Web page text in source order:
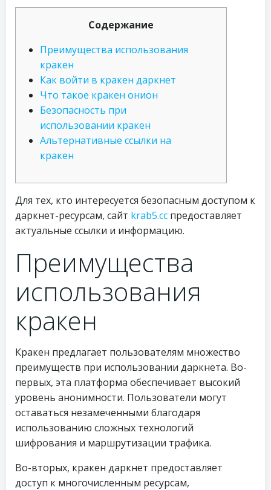
Содержание
Преимущества использования
кракен
Как войти в кракен даркнет
Что такое кракен онион
Безопасность при
использовании кракен
Альтернативные ссылки на
кракен
Для тех, кто интересуется безопасным доступом к
даркнет-ресурсам, сайт krab5.cc предоставляет
актуальные ссылки и информацию.
Преимущества
использования
кракен
Кракен предлагает пользователям множество
преимуществ при использовании даркнета. Во-
первых, эта платформа обеспечивает высокий
уровень анонимности. Пользователи могут
оставаться незамеченными благодаря
использованию сложных технологий
шифрования и маршрутизации трафика.
Во-вторых, кракен даркнет предоставляет
доступ к многочисленным ресурсам,